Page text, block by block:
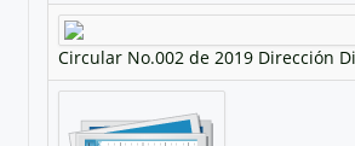
Circular No.002 de 2019 Dirección